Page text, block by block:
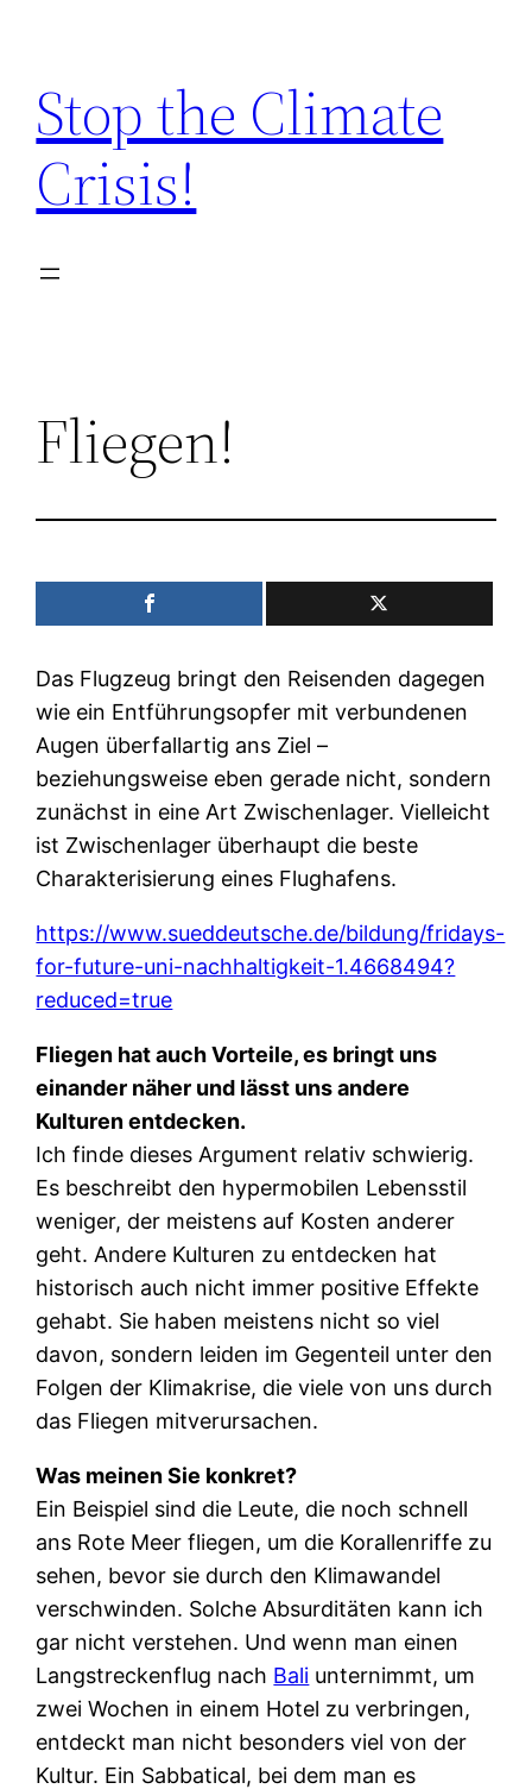
springen
Stop the Climate
Crisis!
Fliegen!
Das Flugzeug bringt den Reisenden dagegen
wie ein Entführungsopfer mit verbundenen
Augen überfallartig ans Ziel –
beziehungsweise eben gerade nicht, sondern
zunächst in eine Art Zwischenlager. Vielleicht
ist Zwischenlager überhaupt die beste
Charakterisierung eines Flughafens.
https://www.sueddeutsche.de/bildung/fridays-
for-future-uni-nachhaltigkeit-1.4668494?
reduced=true
Fliegen hat auch Vorteile, es bringt uns
einander näher und lässt uns andere
Kulturen entdecken.
Ich finde dieses Argument relativ schwierig.
Es beschreibt den hypermobilen Lebensstil
weniger, der meistens auf Kosten anderer
geht. Andere Kulturen zu entdecken hat
historisch auch nicht immer positive Effekte
gehabt. Sie haben meistens nicht so viel
davon, sondern leiden im Gegenteil unter den
Folgen der Klimakrise, die viele von uns durch
das Fliegen mitverursachen.
Was meinen Sie konkret?
Ein Beispiel sind die Leute, die noch schnell
ans Rote Meer fliegen, um die Korallenriffe zu
sehen, bevor sie durch den Klimawandel
verschwinden. Solche Absurditäten kann ich
gar nicht verstehen. Und wenn man einen
Langstreckenflug nach Bali unternimmt, um
zwei Wochen in einem Hotel zu verbringen,
entdeckt man nicht besonders viel von der
Kultur. Ein Sabbatical, bei dem man es